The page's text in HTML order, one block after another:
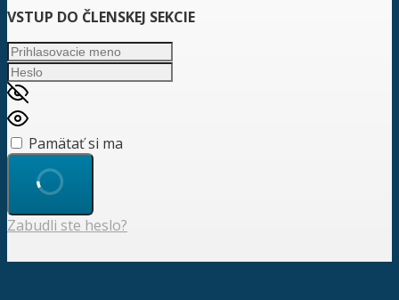
VSTUP DO ČLENSKEJ SEKCIE
Pamätať si ma
Zabudli ste heslo?